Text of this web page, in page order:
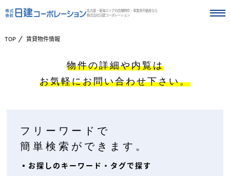
名古屋・東海エリアの店舗物件・事業用不動産なら
株式会社日建コーポレーション
TOP 賃貸物件情報
物件の詳細や内覧は
お気軽にお問い合わせ下さい。
フリーワードで
簡単検索ができます。
▪︎お探しのキーワード・タグで探す